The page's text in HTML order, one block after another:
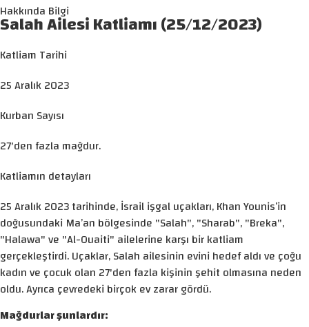
Hakkında Bilgi
Salah Ailesi Katliamı (25/12/2023)
Katliam Tarihi
25 Aralık 2023
Kurban Sayısı
27'den fazla mağdur.
Katliamın detayları
25 Aralık 2023 tarihinde, İsrail işgal uçakları, Khan Younis’in
doğusundaki Ma’an bölgesinde "Salah", "Sharab", "Breka",
"Halawa" ve "Al-Ouaiti" ailelerine karşı bir katliam
gerçekleştirdi. Uçaklar, Salah ailesinin evini hedef aldı ve çoğu
kadın ve çocuk olan 27'den fazla kişinin şehit olmasına neden
oldu. Ayrıca çevredeki birçok ev zarar gördü.
Mağdurlar şunlardır: